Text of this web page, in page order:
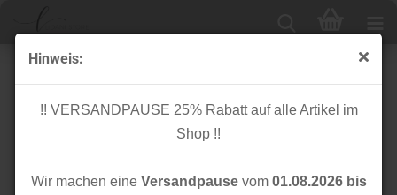
Hinweis:
!! VERSANDPAUSE 25% Rabatt auf alle Artikel im
Shop !!
Wir machen eine Versandpausevom 01.08.2026 bis
Knopf Corozo - Frame - 11 mm - purple night -
meetMilk